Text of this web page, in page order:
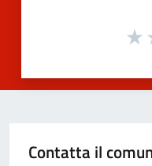
Contatta il